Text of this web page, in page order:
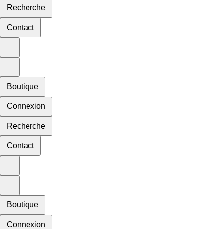
Recherche
Contact
Boutique
Connexion
Recherche
Contact
Boutique
Connexion